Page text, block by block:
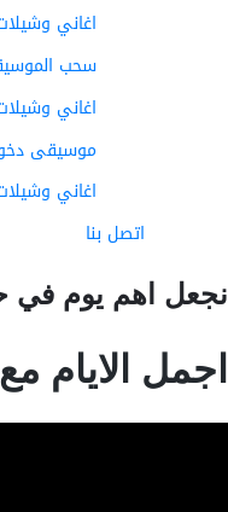
اغاني
سحب
اغاني وشيلات
موسيقى دخول
اغاني وشيلات
اتصل بنا
اهم يوم في
الايام مع